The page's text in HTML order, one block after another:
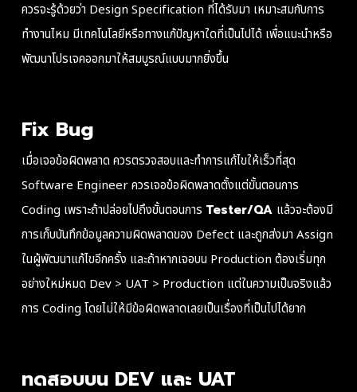
ควรจะรู้ด้วยว่า Design Specification ที่ได้รับมา เหมาะสมกับการ
ทำงานไหม มีเทคโนโลยีหรือทางแก้ปัญหาใดที่เป็นไปได้ เพื่อแนะนำหรือ
พัฒนาโปรเจคออกมาให้สมบูรณ์แบบมากยิ่งขึ้น
Fix Bug
เมื่อเจอข้อผิดพลาด ควรตรวจสอบและทำการแก้ไขให้เร็วที่สุด
Software Engineer ควรเจอข้อผิดพลาดตั้งแต่ขั้นตอนการ
Coding เพราะถ้าปล่อยไปถึงขั้นตอนการ Tester/QA แล้วจะต้องมี
การเก็บบันทึกข้อมูลความผิดพลาดของ Defect และถูกส่งมา Assign
ในผู้พัฒนาแก้ไขอีกครั้ง และถ้าหากเจอบน Production ต้องเริ่มทุก
อย่างใหม่หมด Dev > UAT > Production แต่ในความเป็นจริงแล้ว
การ Coding โดยไม่ให้มีข้อผิดพลาดเลยเป็นเรื่องที่เป็นไปได้ยาก
ทดสอบบน DEV และ UAT